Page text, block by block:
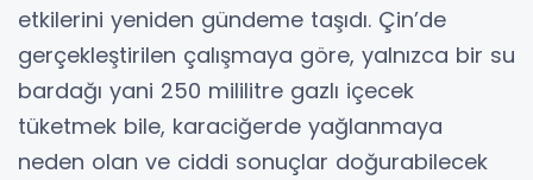
etkilerini yeniden gündeme taşıdı. Çin’de
gerçekleştirilen çalışmaya göre, yalnızca bir su
bardağı yani 250 mililitre gazlı içecek
tüketmek bile, karaciğerde yağlanmaya
neden olan ve ciddi sonuçlar doğurabilecek